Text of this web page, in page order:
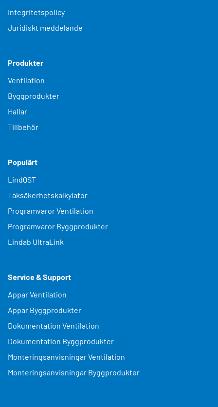
Integritetspolicy
Juridiskt meddelande
Produkter
Ventilation
Byggprodukter
Hallar
Tillbehör
Populärt
LindQST
Taksäkerhetskalkylator
Programvaror Ventilation
Programvaror Byggprodukter
Lindab UltraLink
Service & Support
Appar Ventilation
Appar Byggprodukter
Dokumentation Ventilation
Dokumentation Byggprodukter
Monteringsanvisningar Ventilation
Monteringsanvisningar Byggprodukter